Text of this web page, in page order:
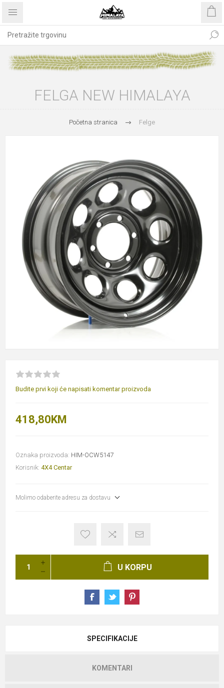
FELGA NEW HIMALAYA
Početna stranica Felge
Budite prvi koji će napisati komentar proizvoda
418,80KM
Oznaka proizvoda: HIM-OCW5147
Korisnik: 4X4 Centar
Molimo odaberite adresu za dostavu
U KORPU
SPECIFIKACIJE
KOMENTARI